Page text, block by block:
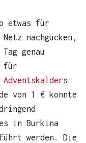
etwas für
nachgucken,
genau
für
Adventskalders
von 1 € konnte
in Burkina
werden. Die